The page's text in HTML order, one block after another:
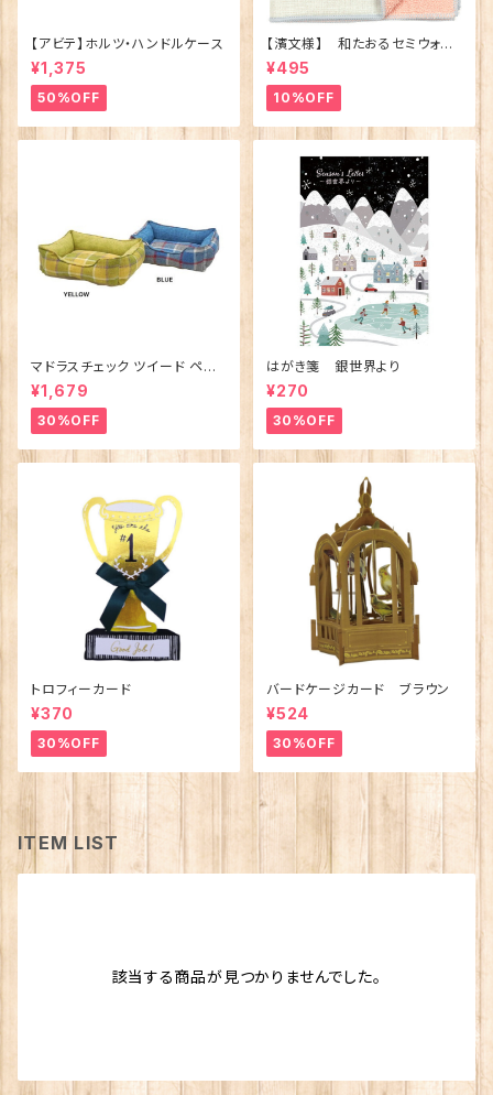
【アビテ】ホルツ・ハンドルケース
¥1,375
50%OFF
【濱文様】 和たおるセミウォッ
シュ ごきげんハシビロコウ
(日本製)
¥495
10%OFF
マドラスチェック ツイード ペット
ベッド（犬猫用）M
¥1,679
30%OFF
はがき箋 銀世界より
¥270
30%OFF
トロフィーカード
¥370
30%OFF
バードケージカード ブラウン
¥524
30%OFF
ITEM LIST
該当する商品が見つかりませんでした。